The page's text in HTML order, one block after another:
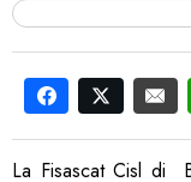
La Fisascat Cisl di